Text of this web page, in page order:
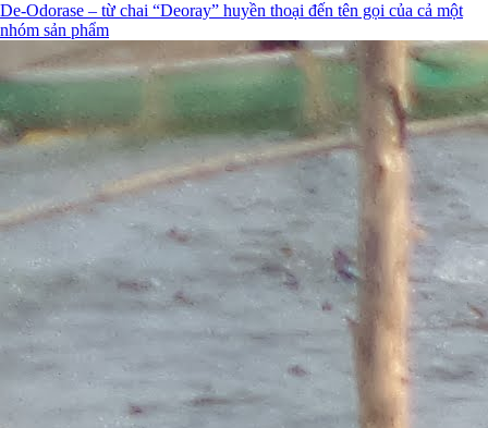
De-Odorase – từ chai “Deoray” huyền thoại đến tên gọi của cả một
nhóm sản phẩm